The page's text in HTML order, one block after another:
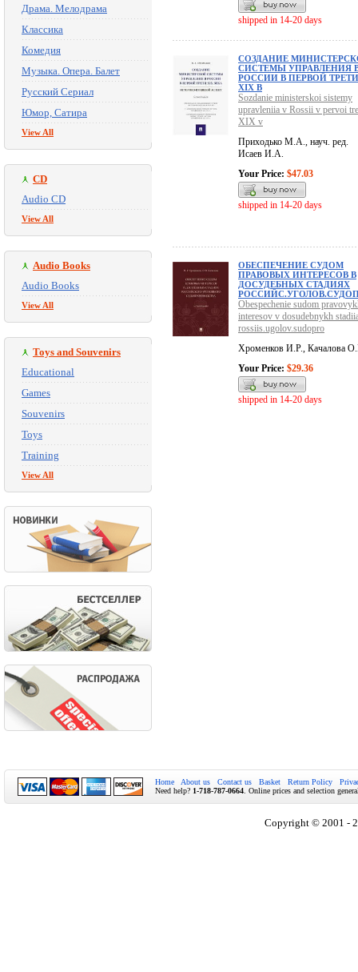
Драма. Мелодрама
Классика
Комедия
Музыка. Опера. Балет
Русский Сериал
Юмор, Сатира
View All
CD
Audio CD
View All
Audio Books
Audio Books
View All
Toys and Souvenirs
Educational
Games
Souvenirs
Toys
Training
View All
shipped in 14-20 days
СОЗДАНИЕ
СИСТЕМЫ УПРАВЛЕНИЯ
РОССИИ В ПЕРВОЙ ТРЕТИ
XIX В
Sozdanie ministerskoi sistemy
upravleniia v Rossii v pervoi
XIX v
Приходько М.А., науч. ред.
Исаев И.А.
Your Price: $47.03
shipped in 14-20 days
ОБЕСПЕЧЕНИЕ СУДОМ
ПРАВОВЫХ ИНТЕРЕСОВ В
ДОСУДЕБНЫХ СТАДИЯХ
Obespechenie sudom
interesov v dosudebnykh
rossiis.ugolov.sudopro
Хроменков И.Р., Качалова
Your Price: $29.36
shipped in 14-20 days
Home About us Contact us Basket Return Policy
Need help? 1-718-787-0664 . Online prices and selection
Copyright © 2001 -